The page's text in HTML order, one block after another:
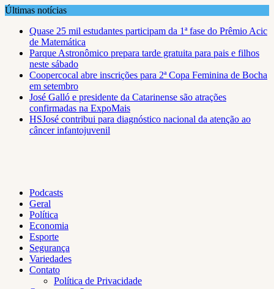
Skip
content
Últimas notícias
Quase 25 mil estudantes participam da 1ª fase do Prêmio Acic
de Matemática
Parque Astronômico prepara tarde gratuita para pais e filhos
neste sábado
Coopercocal abre inscrições para 2ª Copa Feminina de Bocha
em setembro
José Galló e presidente da Catarinense são atrações
confirmadas na ExpoMais
HSJosé contribui para diagnóstico nacional da atenção ao
câncer infantojuvenil
Podcasts
Geral
Política
Economia
Esporte
Segurança
Variedades
Contato
Política de Privacidade